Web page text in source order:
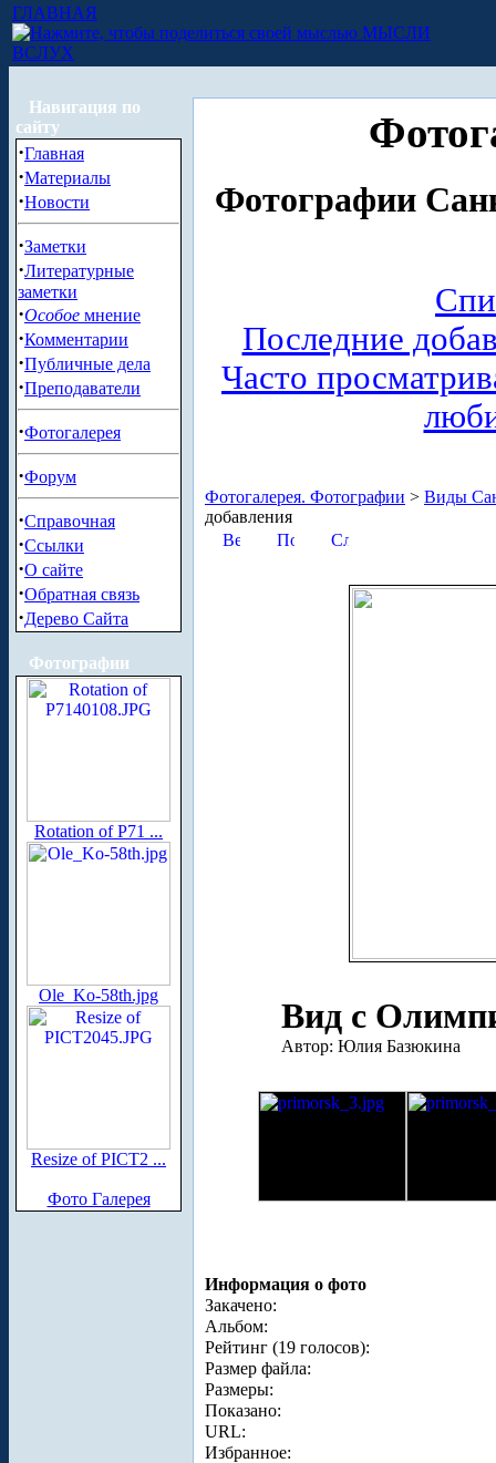
ГЛАВНАЯ
МЫСЛИ
ВСЛУХ
Навигация по
сайту
·Главная
·Материалы
·Новости
·Заметки
·Литературные
заметки
·Особое мнение
·Комментарии
·Публичные дела
·Преподаватели
·Фотогалерея
·Форум
·Справочная
·Ссылки
·О сайте
·Обратная связь
·Дерево Сайта
Фотографии
Rotation of P71 ...
Ole_Ko-58th.jpg
Resize of PICT2 ...
Фото Галерея
Фотографии
Последние
Часто
Фотогалерея. Фотографии > Виды
добавления
Вид с
Автор: Юлия Базюкина
Информация о фото
Закачено:
Альбом:
Рейтинг (19 голосов):
Размер файла:
Размеры:
Показано:
URL:
Избранное: